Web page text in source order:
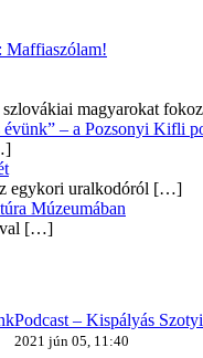
Maffiaszólam!
szlovákiai magyarokat
– a Pozsonyi Kifli
egykori uralkodóról […]
Múzeumában
[…]
Podcast – Kispályás
2021 jún 05, 11:40